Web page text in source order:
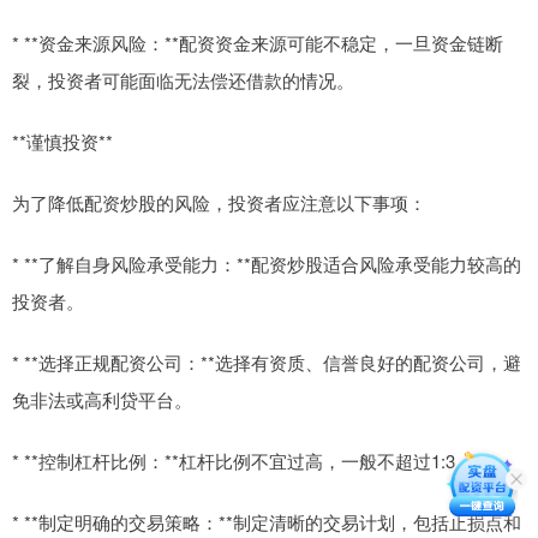
* **资金来源风险：**配资资金来源可能不稳定，一旦资金链断
裂，投资者可能面临无法偿还借款的情况。
**谨慎投资**
为了降低配资炒股的风险，投资者应注意以下事项：
* **了解自身风险承受能力：**配资炒股适合风险承受能力较高的
投资者。
* **选择正规配资公司：**选择有资质、信誉良好的配资公司，避
免非法或高利贷平台。
* **控制杠杆比例：**杠杆比例不宜过高，一般不超过1:3。
* **制定明确的交易策略：**制定清晰的交易计划，包括止损点和